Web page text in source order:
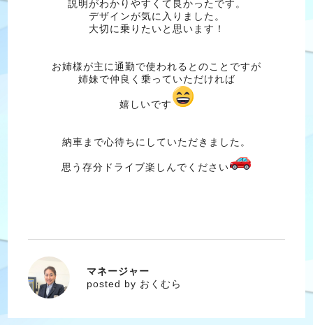
説明がわかりやすくて良かったです。
デザインが気に入りました。
大切に乗りたいと思います！
お姉様が主に通勤で使われるとのことですが
姉妹で仲良く乗っていただければ
嬉しいです
納車まで心待ちにしていただきました。
思う存分ドライブ楽しんでください
おくむら
マネージャー
posted by おくむら